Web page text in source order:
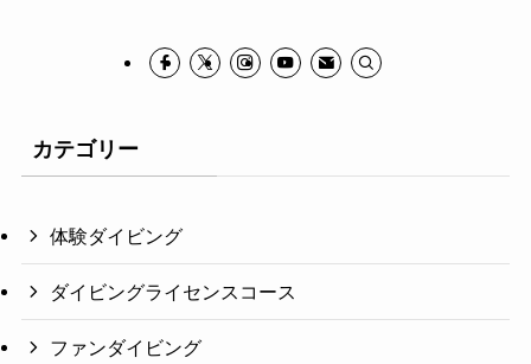
カテゴリー
体験ダイビング
ダイビングライセンスコース
ファンダイビング